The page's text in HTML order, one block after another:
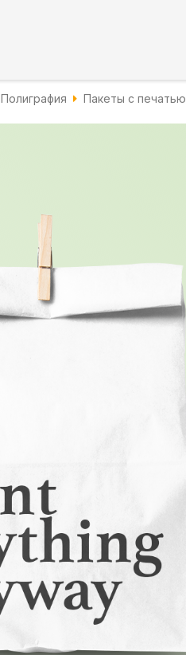
Полиграфия Пакеты с печатью